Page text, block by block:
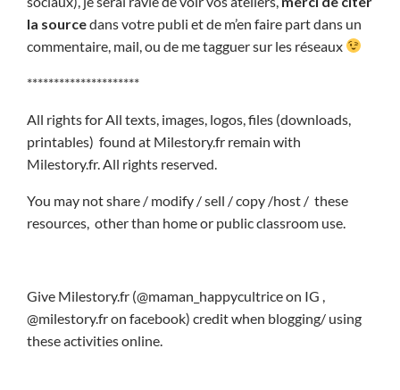
la sourcedans votre publi et de m’en faire part dans un
commentaire, mail, ou de me tagguer sur les réseaux
*********************
All rights for All texts, images, logos, files (downloads,
printables) found at Milestory.fr remain with
Milestory.fr. All rights reserved.
You may not share / modify / sell / copy /host / these
resources, other than home or public classroom use.
Give Milestory.fr (@maman_happycultrice on IG ,
@milestory.fr on facebook) credit when blogging/ using
these activities online.